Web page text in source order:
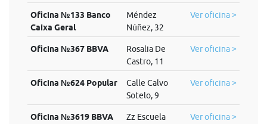
Oficina №133 Banco
Caixa Geral
Méndez
Núñez, 32
Ver oficina >
Oficina №367 BBVA
Rosalia De
Castro, 11
Ver oficina >
Oficina №624 Popular
Calle Calvo
Sotelo, 9
Ver oficina >
Oficina №3619 BBVA
Zz Escuela
Ver oficina >